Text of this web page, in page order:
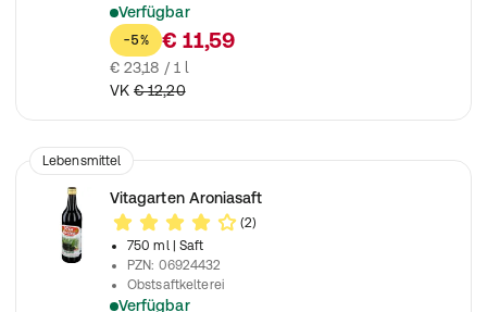
Verfügbar
Mit Aloe Vera aus dem Blatt der Aloe Vera Barbadensis Miller
-5% € 11,59
€ 23,18 / 1 l
VK € 12,20
Lebensmittel
Vitagarten Aroniasaft
(2)
750 ml
| Saft
PZN: 06924432
Obstsaftkelterei
Verfügbar